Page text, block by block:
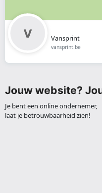
Vansprint
vansprint.be
Jouw website?
Je bent een online ondernemer,
laat je betrouwbaarheid zien!